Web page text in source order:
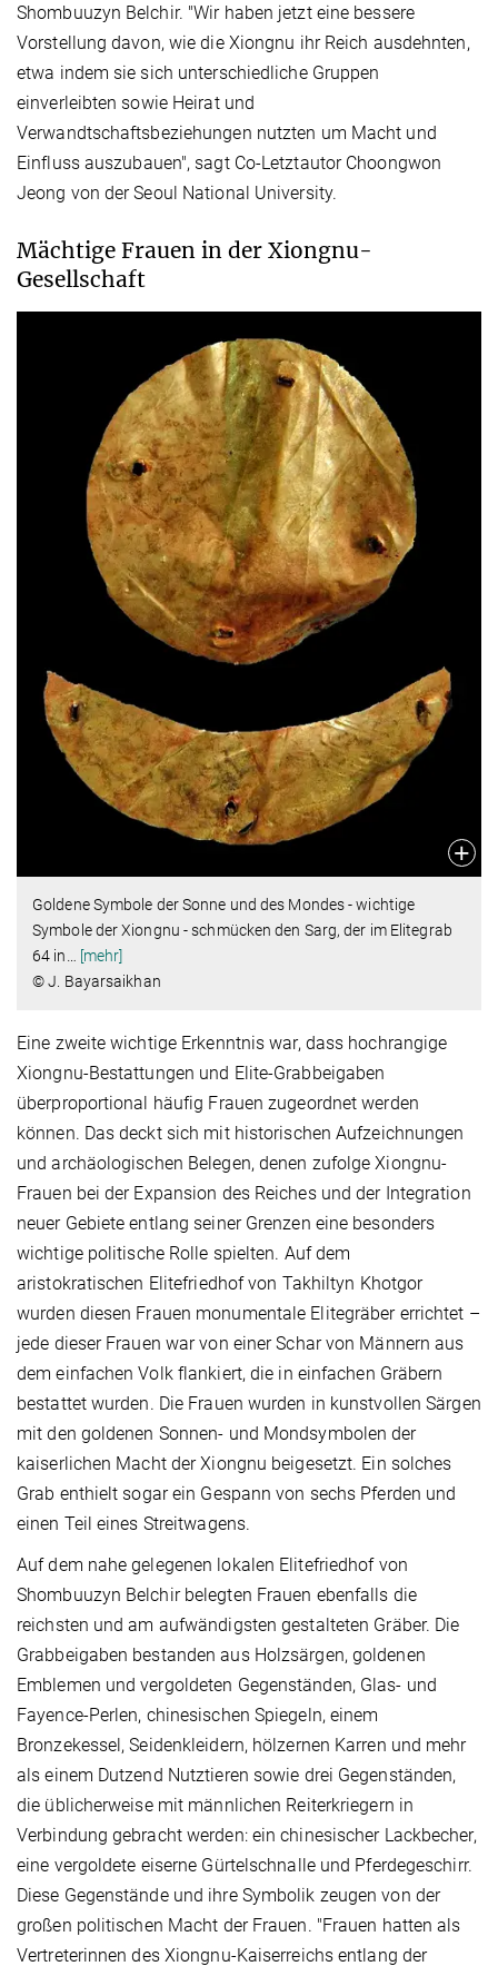
Shombuuzyn Belchir. "Wir haben jetzt eine bessere
Vorstellung davon, wie die Xiongnu ihr Reich ausdehnten,
etwa indem sie sich unterschiedliche Gruppen
einverleibten sowie Heirat und
Verwandtschaftsbeziehungen nutzten um Macht und
Einfluss auszubauen", sagt Co-Letztautor Choongwon
Jeong von der Seoul National University.
Mächtige Frauen in der Xiongnu-
Gesellschaft
Goldene Symbole der Sonne und des Mondes - wichtige
Symbole der Xiongnu - schmücken den Sarg, der im Elitegrab
64 in… [mehr]
© J. Bayarsaikhan
Eine zweite wichtige Erkenntnis war, dass hochrangige
Xiongnu-Bestattungen und Elite-Grabbeigaben
überproportional häufig Frauen zugeordnet werden
können. Das deckt sich mit historischen Aufzeichnungen
und archäologischen Belegen, denen zufolge Xiongnu-
Frauen bei der Expansion des Reiches und der Integration
neuer Gebiete entlang seiner Grenzen eine besonders
wichtige politische Rolle spielten. Auf dem
aristokratischen Elitefriedhof von Takhiltyn Khotgor
wurden diesen Frauen monumentale Elitegräber errichtet –
jede dieser Frauen war von einer Schar von Männern aus
dem einfachen Volk flankiert, die in einfachen Gräbern
bestattet wurden. Die Frauen wurden in kunstvollen Särgen
mit den goldenen Sonnen- und Mondsymbolen der
kaiserlichen Macht der Xiongnu beigesetzt. Ein solches
Grab enthielt sogar ein Gespann von sechs Pferden und
einen Teil eines Streitwagens.
Auf dem nahe gelegenen lokalen Elitefriedhof von
Shombuuzyn Belchir belegten Frauen ebenfalls die
reichsten und am aufwändigsten gestalteten Gräber. Die
Grabbeigaben bestanden aus Holzsärgen, goldenen
Emblemen und vergoldeten Gegenständen, Glas- und
Fayence-Perlen, chinesischen Spiegeln, einem
Bronzekessel, Seidenkleidern, hölzernen Karren und mehr
als einem Dutzend Nutztieren sowie drei Gegenständen,
die üblicherweise mit männlichen Reiterkriegern in
Verbindung gebracht werden: ein chinesischer Lackbecher,
eine vergoldete eiserne Gürtelschnalle und Pferdegeschirr.
Diese Gegenstände und ihre Symbolik zeugen von der
großen politischen Macht der Frauen. "Frauen hatten als
Vertreterinnen des Xiongnu-Kaiserreichs entlang der